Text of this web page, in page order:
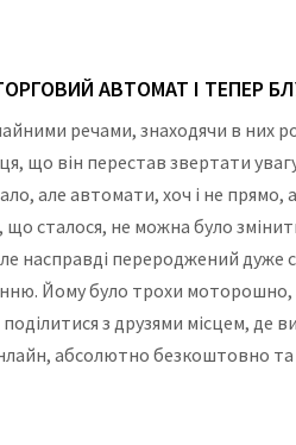
АВТОМАТ І ТЕПЕР
речами, знаходячи в них
що він перестав звертати
але автомати, хоч і не
що сталося, не можна було
насправді перероджений
Йому було трохи моторошно,
з друзями місцем, де
абсолютно безкоштовно та